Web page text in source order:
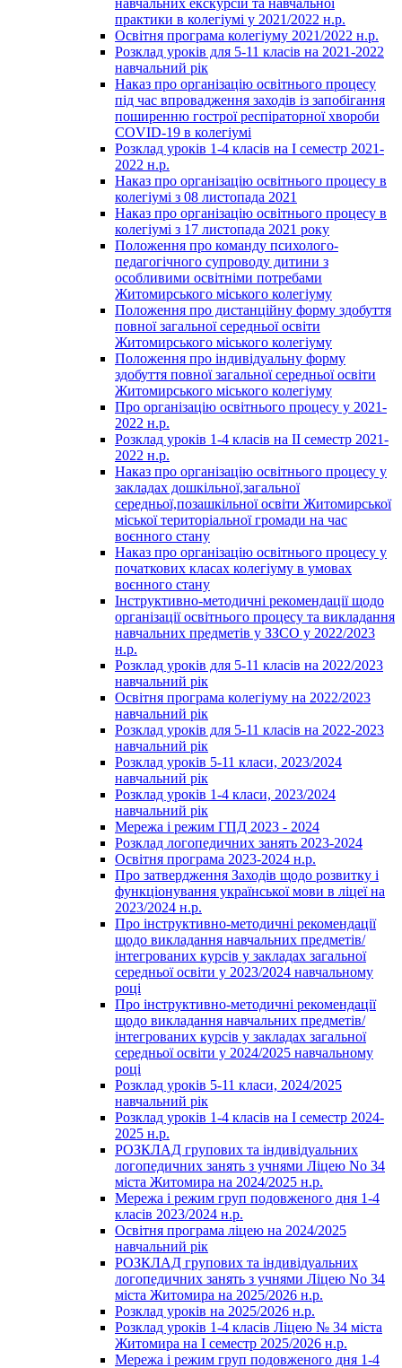
навчальних екскурсій та навчальної
практики в колегіумі у 2021/2022 н.р.
Освітня програма колегіуму 2021/2022 н.р.
Розклад уроків для 5-11 класів на 2021-2022
навчальний рік
Наказ про організацію освітнього процесу
під час впровадження заходів із запобігання
поширенню гострої респіраторної хвороби
COVID-19 в колегіумі
Розклад уроків 1-4 класів на І семестр 2021-
2022 н.р.
Наказ про організацію освітнього процесу в
колегіумі з 08 листопада 2021
Наказ про організацію освітнього процесу в
колегіумі з 17 листопада 2021 року
Положення про команду психолого-
педагогічного супроводу дитини з
особливими освітніми потребами
Житомирського міського колегіуму
Положення про дистанційну форму здобуття
повної загальної середньої освіти
Житомирського міського колегіуму
Положення про індивідуальну форму
здобуття повної загальної середньої освіти
Житомирського міського колегіуму
Про організацію освітнього процесу у 2021-
2022 н.р.
Розклад уроків 1-4 класів на ІІ семестр 2021-
2022 н.р.
Наказ про організацію освітнього процесу у
закладах дошкільної,загальної
середньої,позашкільної освіти Житомирської
міської територіальної громади на час
воєнного стану
Наказ про організацію освітнього процесу у
початкових класах колегіуму в умовах
воєнного стану
Інструктивно-методичні рекомендації щодо
організації освітнього процесу та викладання
навчальних предметів у ЗЗСО у 2022/2023
н.р.
Розклад уроків для 5-11 класів на 2022/2023
навчальний рік
Освітня програма колегіуму на 2022/2023
навчальний рік
Розклад уроків для 5-11 класів на 2022-2023
навчальний рік
Розклад уроків 5-11 класи, 2023/2024
навчальний рік
Розклад уроків 1-4 класи, 2023/2024
навчальний рік
Мережа і режим ГПД 2023 - 2024
Розклад логопедичних занять 2023-2024
Освітня програма 2023-2024 н.р.
Про затвердження Заходів щодо розвитку і
функціонування української мови в ліцеї на
2023/2024 н.р.
Про інструктивно-методичні рекомендації
щодо викладання навчальних предметів/
інтегрованих курсів у закладах загальної
середньої освіти у 2023/2024 навчальному
році
Про інструктивно-методичні рекомендації
щодо викладання навчальних предметів/
інтегрованих курсів у закладах загальної
середньої освіти у 2024/2025 навчальному
році
Розклад уроків 5-11 класи, 2024/2025
навчальний рік
Розклад уроків 1-4 класів на І семестр 2024-
2025 н.р.
РОЗКЛАД групових та індивідуальних
логопедичних занять з учнями Ліцею No 34
міста Житомира на 2024/2025 н.р.
Мережа і режим груп подовженого дня 1-4
класів 2023/2024 н.р.
Освітня програма ліцею на 2024/2025
навчальний рік
РОЗКЛАД групових та індивідуальних
логопедичних занять з учнями Ліцею No 34
міста Житомира на 2025/2026 н.р.
Розклад уроків на 2025/2026 н.р.
Розклад уроків 1-4 класів Ліцею № 34 міста
Житомира на І семестр 2025/2026 н.р.
Мережа і режим груп подовженого дня 1-4